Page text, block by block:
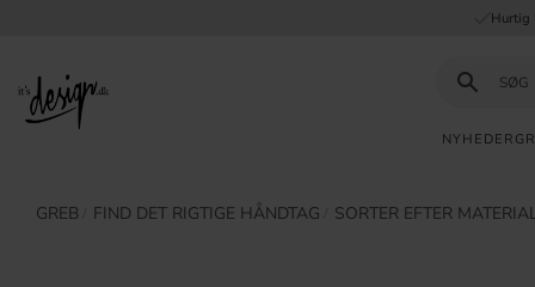
Hurtig
NYHEDER
GREB ​FIND DET RIGTIGE HÅNDTAG SORTER EFTER
INFORMATION
Kundeservice
sider |